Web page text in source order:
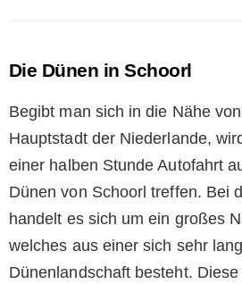
Die Dünen in Schoorl
Begibt man sich in die Nähe
Hauptstadt der Niederlande,
einer halben Stunde Autofahrt
Dünen von Schoorl treffen. Bei
handelt es sich um ein großes
welches aus einer sich sehr
Dünenlandschaft besteht.